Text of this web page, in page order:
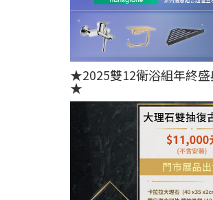
★2025雙12衛浴組年終盛
★